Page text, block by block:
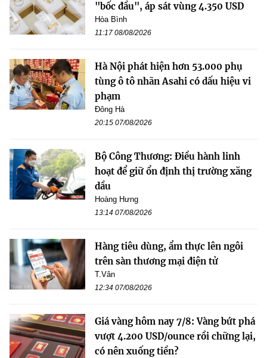
"bốc đầu", áp sát vùng 4.350 USD
Hòa Bình
11:17 08/08/2026
Hà Nội phát hiện hơn 53.000 phụ
tùng ô tô nhãn Asahi có dấu hiệu vi
phạm
Đông Hà
20:15 07/08/2026
Bộ Công Thương: Điều hành linh
hoạt để giữ ổn định thị trường xăng
dầu
Hoàng Hưng
13:14 07/08/2026
Hàng tiêu dùng, ẩm thực lên ngôi
trên sàn thương mại điện tử
T.Vân
12:34 07/08/2026
Giá vàng hôm nay 7/8: Vàng bứt phá
vượt 4.200 USD/ounce rồi chững lại,
có nên xuống tiền?